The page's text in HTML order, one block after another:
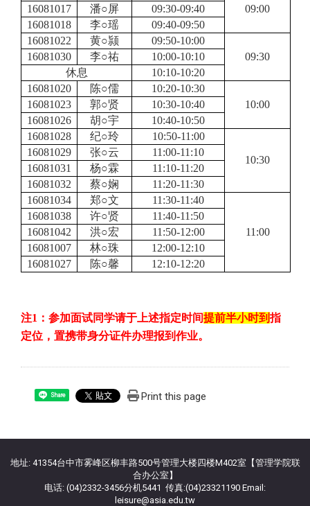
09:00
16081017 潘○屏
09:30-09:40
16081018
李○瑶
09:40-09:50
16081022
黄○颕
09:50-10:00
09:30
16081030 李○祐 10:00-10:10
休息
10:10-10:20
16081020
陈○儒
10:20-10:30
10:00
16081023 郭○贤
10:30-10:40
16081026
胡○宇
10:40-10:50
16081028
纪○玲
10:50-11:00
10:30
16081029 张○云
11:00-11:10
16081031
杨○霖
11:10-11:20
16081032
蔡○娴
11:20-11:30
16081034
郑○文 11:30-11:40
11:00
16081038 许○贤
11:40-11:50
16081042
洪○宏
11:50-12:00
16081007
林○珠
12:00-12:10
16081027
陈○馨 12:10-12:20
注1 ：参加面试同学请于上述指定时间提前半小时到指
定位，置携带身分证件办理报到作业。
Share Print this page
地址: 41354台中市雾峰区柳丰路500号管理大楼四楼M402室【管理学院联
合办公室】
电话: (04)2332-3456分机5441 传真:(04)23321190 Email:
leisure@asia.edu.tw